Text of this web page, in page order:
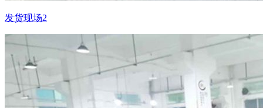
发货现场2